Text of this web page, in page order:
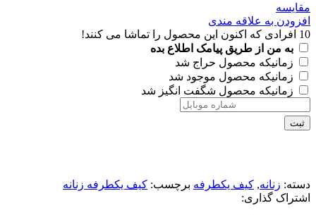
مقايسه
افزودن به علاقه مندی
10 افرادی که اکنون این محصول را تماشا می کنند!
به من از طریق پیامک اطلاع بده
زمانیکه محصول حراج شد
زمانیکه محصول موجود شد
زمانیکه محصول شگفت انگیز شد
ثبت
دسته: زنانه, کیف یکطرفه برچسب: کیف یکطرفه زنانه
اشتراک گذاری: